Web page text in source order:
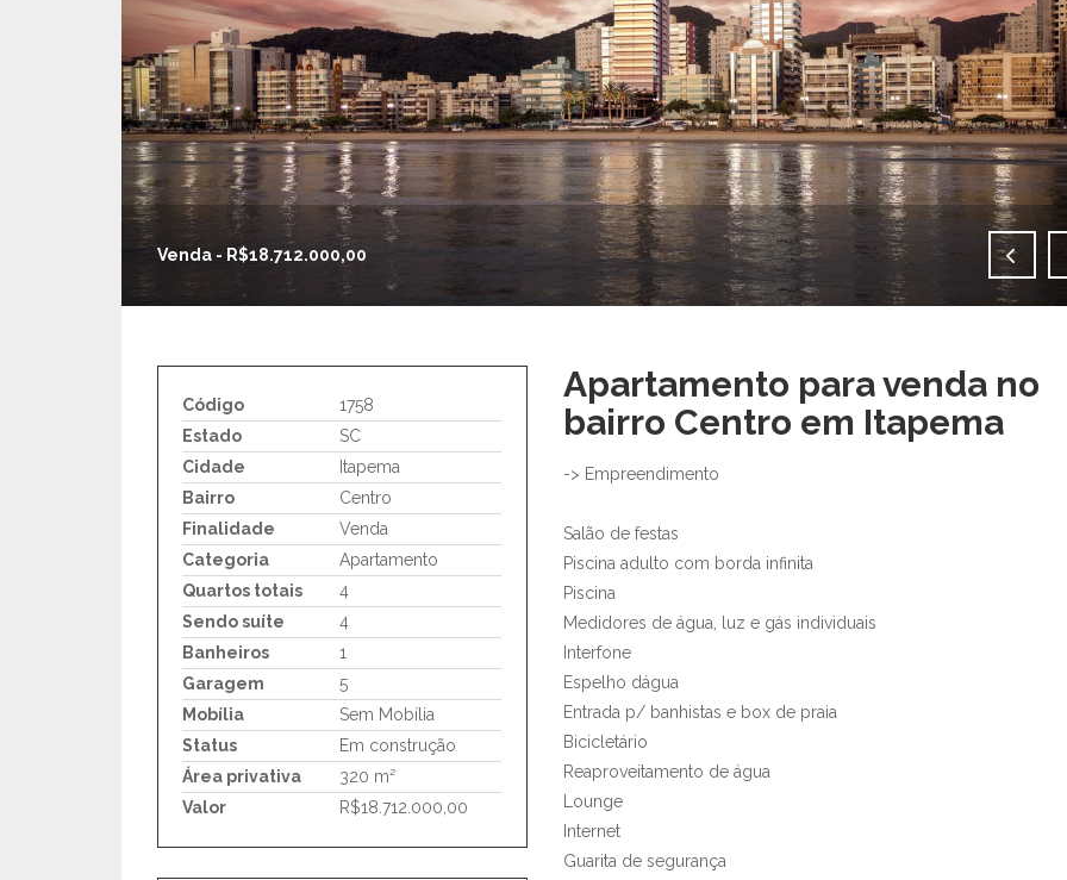
Venda - R$18.712.000,00
Código
1758
Estado
SC
Cidade
Itapema
Bairro
Centro
Finalidade
Venda
Categoria
Apartamento
Quartos totais
4
Sendo suíte
4
Banheiros
1
Garagem
5
Mobília
Sem Mobília
Status
Em construção
Área privativa
320 m²
Valor
R$18.712.000,00
Apartamento para venda no
bairro Centro em Itapema
-> Empreendimento
Salão de festas
Piscina adulto com borda infinita
Piscina
Medidores de água, luz e gás individuais
Interfone
Espelho dágua
Entrada p/ banhistas e box de praia
Bicicletário
Reaproveitamento de água
Lounge
Internet
Guarita de segurança